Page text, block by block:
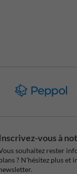
vous à
souhaitez rester
? N'hésitez plus et